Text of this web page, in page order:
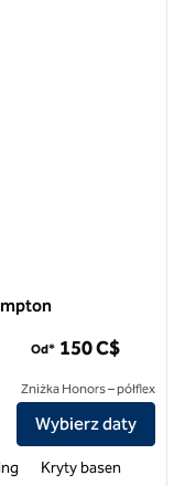
Hilton Toronto Brampton
Od* 150 C$
Zniżka Honors – półflex
Wybierz daty
Kryty basen